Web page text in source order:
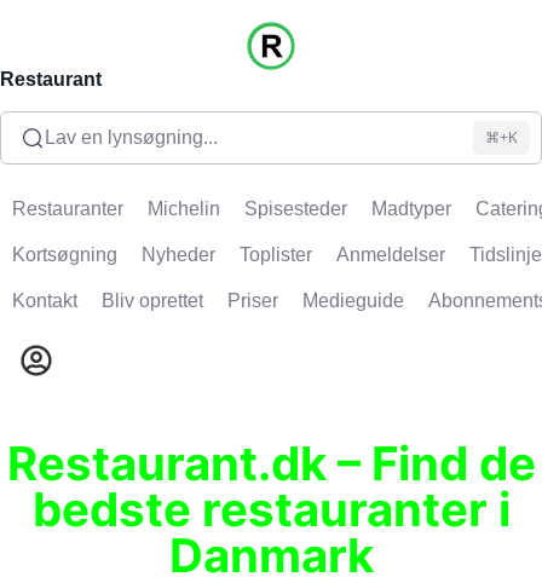
Restaurant
Lav en lynsøgning... ⌘+K
Restauranter Michelin Spisesteder Madtyper
Kortsøgning Nyheder Toplister Anmeldelser Tidslinje
Kontakt Bliv oprettet Priser Medieguide
Restaurant.dk – Find de
bedste restauranter i
Danmark